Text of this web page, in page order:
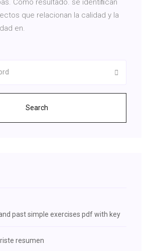
Como resultado. se identiﬁcan
que relacionan la calidad y la
en.
Search
past simple exercises pdf with key
resumen